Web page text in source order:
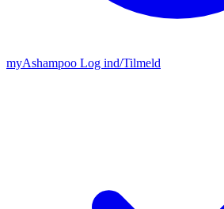
myAshampoo Log ind/Tilmeld